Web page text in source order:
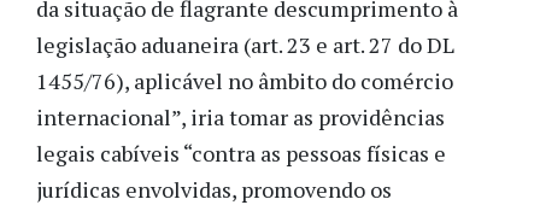
da situação de flagrante descumprimento à
legislação aduaneira (art. 23 e art. 27 do DL
1455/76), aplicável no âmbito do comércio
internacional”, iria tomar as providências
legais cabíveis “contra as pessoas físicas e
jurídicas envolvidas, promovendo os